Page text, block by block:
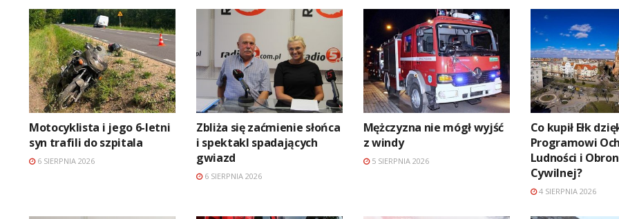
Motocyklista i jego 6-letni
syn trafili do szpitala
6 SIERPNIA 2026
Zbliża się zaćmienie słońca
i spektakl spadających
gwiazd
6 SIERPNIA 2026
Mężczyzna nie mógł wyjść
z windy
5 SIERPNIA 2026
Co kupił Ełk
Programowi
Ludności i
Cywilnej?
4 SIERPNIA 2026